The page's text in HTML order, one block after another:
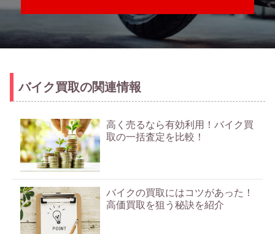
バイク買取の関連情報
高く売るなら有効利用！バイク買
取の一括査定を比較！
バイクの買取にはコツがあった！
高価買取を狙う秘訣を紹介